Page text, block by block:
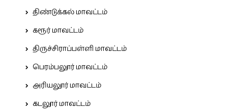
திண்டுக்கல் மாவட்டம்
கரூர் மாவட்டம்
திருச்சிராப்பள்ளி மாவட்டம்
பெரம்பலூர் மாவட்டம்
அரியலூர் மாவட்டம்
கடலூர் மாவட்டம்